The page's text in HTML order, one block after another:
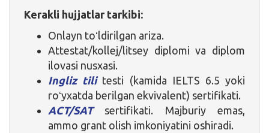
Kerakli hujjatlar tarkibi:
Onlayn toʻldirilgan ariza.
Attestat/kollej/litsey diplomi va diplom
ilovasi nusxasi.
Ingliz tilitesti (kamida IELTS 6.5 yoki
roʻyxatda berilgan ekvivalent) sertifikati.
ACT/SAT
sertifikati. Majburiy emas,
ammo grant olish imkoniyatini oshiradi.